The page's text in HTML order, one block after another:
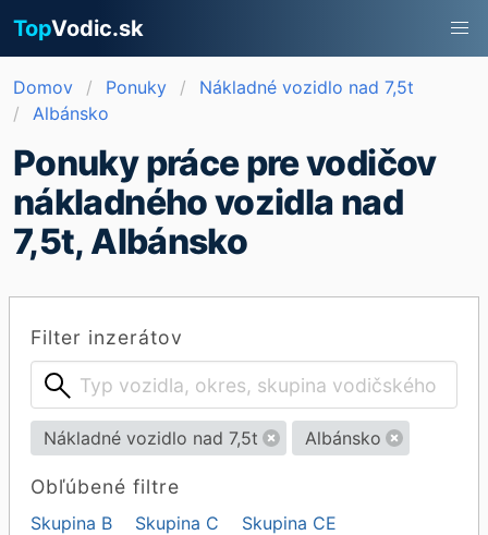
TopVodic.sk
Domov Ponuky
Nákladné vozidlo nad 7,5t
Albánsko
Ponuky práce pre vodičov
nákladného vozidla nad
7,5t, Albánsko
Filter inzerátov
Nákladné vozidlo nad 7,5t Albánsko
Obľúbené filtre
Skupina B Skupina C Skupina CE